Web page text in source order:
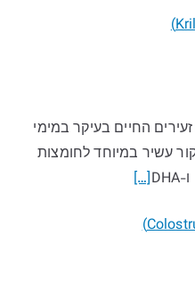
החיים בעיקר במימי
עשיר במיוחד לחומצות
[…]